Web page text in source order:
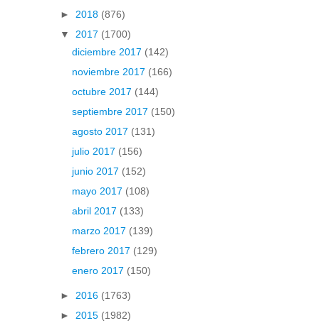
► 2018 (876)
▼ 2017 (1700)
diciembre 2017 (142)
noviembre 2017 (166)
octubre 2017 (144)
septiembre 2017 (150)
agosto 2017 (131)
julio 2017 (156)
junio 2017 (152)
mayo 2017 (108)
abril 2017 (133)
marzo 2017 (139)
febrero 2017 (129)
enero 2017 (150)
► 2016 (1763)
► 2015 (1982)